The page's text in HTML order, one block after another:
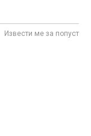
Извести ме за попуст